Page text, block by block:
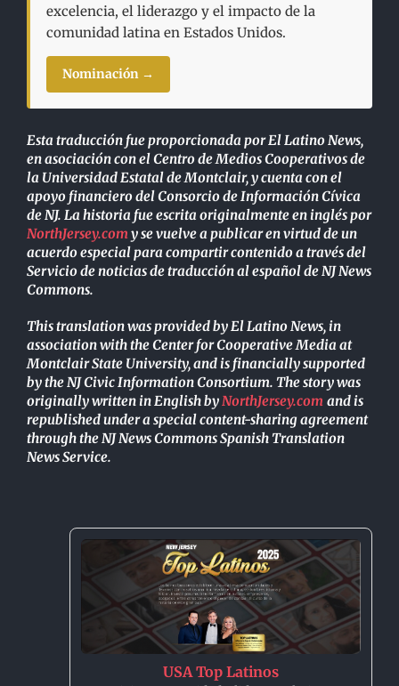
excelencia, el liderazgo y el impacto de la
comunidad latina en Estados Unidos.
Nominación →
Esta traducción fue proporcionada por El Latino News,
en asociación con el Centro de Medios Cooperativos de
la Universidad Estatal de Montclair, y cuenta con el
apoyo financiero del Consorcio de Información Cívica
de NJ. La historia fue escrita originalmente en inglés por
NorthJersey.comy se vuelve a publicar en virtud de un
acuerdo especial para compartir contenido a través del
Servicio de noticias de traducción al español de NJ News
Commons.
This translation was provided by El Latino News, in
association with the Center for Cooperative Media at
Montclair State University, and is financially supported
by the NJ Civic Information Consortium. The story was
originally written in English byNorthJersey.com and is
republished under a special content-sharing agreement
through the NJ News Commons Spanish Translation
News Service.
USA Top Latinos